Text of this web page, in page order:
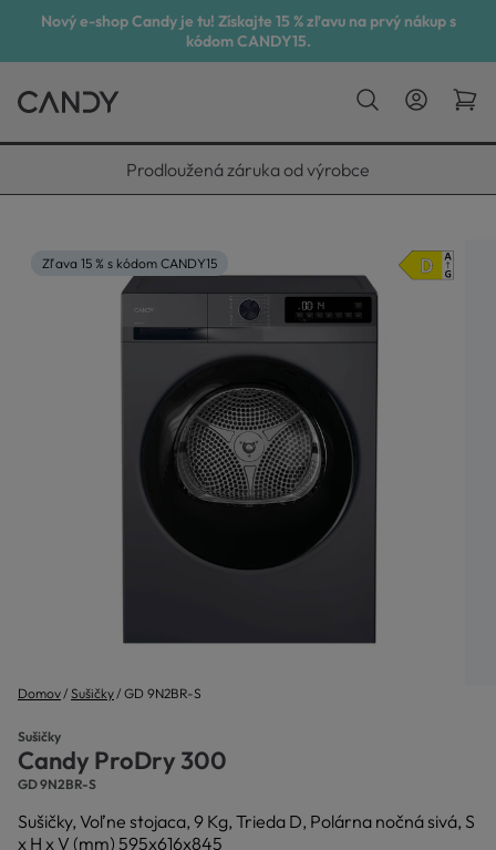
Nový e-shop Candy je tu! Získajte 15 % zľavu na prvý nákup s
kódom CANDY15.
Vyneseme, zapojíme, odvezeme
Zľava 15 % s kódom CANDY15
Domov Sušičky GD 9N2BR-S
Sušičky
Candy ProDry 300
GD 9N2BR-S
Sušičky, Voľne stojaca, 9 Kg, Trieda D, Polárna nočná sivá, S
x H x V (mm) 595x616x845